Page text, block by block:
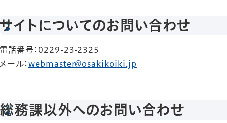
サイトについてのお問い合わせ
電話番号：0229-23-2325
メール： webmaster@osakikoiki.jp
総務課以外へのお問い合わせ